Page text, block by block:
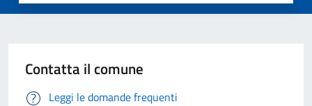
Contatta il comune
Leggi le domande frequenti